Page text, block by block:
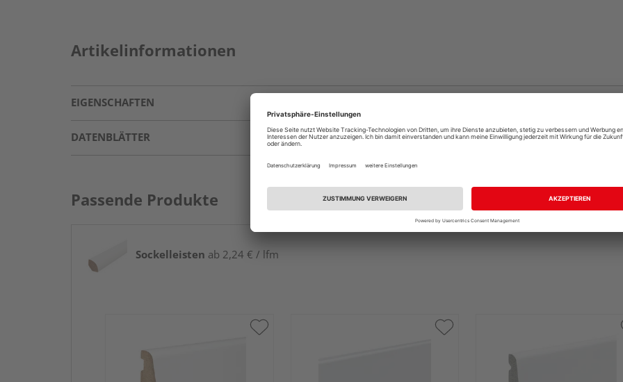
Artikelinformationen
EIGENSCHAFTEN
DATENBLÄTTER
Passende Produkte
Sockelleisten ab 2,24 € / lfm